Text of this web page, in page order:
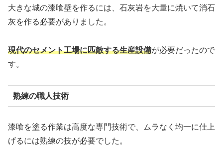
大きな城の漆喰壁を作るには、石灰岩を大量に焼いて消石
灰を作る必要がありました。
現代のセメント工場に匹敵する生産設備が必要だったので
す。
熟練の職人技術
漆喰を塗る作業は高度な専門技術で、ムラなく均一に仕上
げるには熟練の技が必要でした。